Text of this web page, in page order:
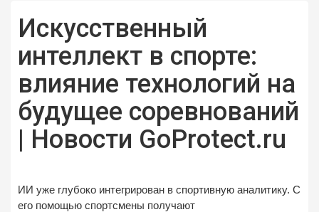
Искусственный
интеллект в спорте:
влияние технологий на
будущее соревнований
| Новости GoProtect.ru
ИИ уже глубоко интегрирован в спортивную аналитику. С
его помощью спортсмены получают